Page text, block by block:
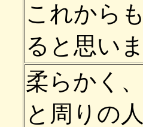
これから
ると思いま
柔らかく
と周りの